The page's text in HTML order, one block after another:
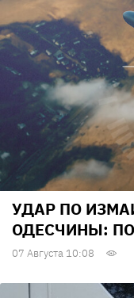
УДАР ПО
ОДЕСЧИНЫ:
07 Августа 10:08